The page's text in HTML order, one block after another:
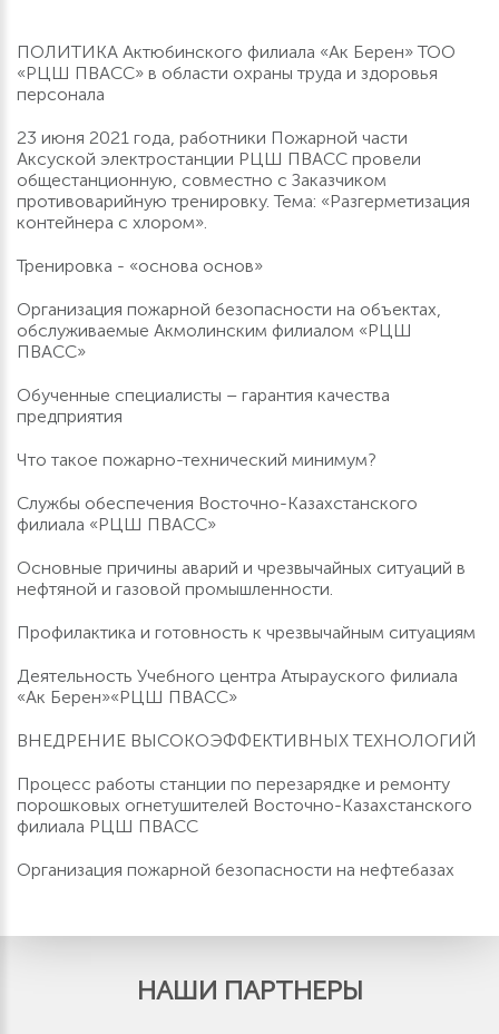
ПОЛИТИКА Актюбинского филиала «Ак Берен» ТОО
«РЦШ ПВАСС» в области охраны труда и здоровья
персонала
23 июня 2021 года, работники Пожарной части
Аксуской электростанции РЦШ ПВАСС провели
общестанционную, совместно с Заказчиком
противоварийную тренировку. Тема: «Разгерметизация
контейнера с хлором».
Тренировка - «основа основ»
Организация пожарной безопасности на объектах,
обслуживаемые Акмолинским филиалом «РЦШ
ПВАСС»
Обученные специалисты – гарантия качества
предприятия
Что такое пожарно-технический минимум?
Службы обеспечения Восточно-Казахстанского
филиала «РЦШ ПВАСС»
Основные причины аварий и чрезвычайных ситуаций в
нефтяной и газовой промышленности.
Профилактика и готовность к чрезвычайным ситуациям
Деятельность Учебного центра Атырауского филиала
«Ак Берен»«РЦШ ПВАСС»
ВНЕДРЕНИЕ ВЫСОКОЭФФЕКТИВНЫХ ТЕХНОЛОГИЙ
Процесс работы станции по перезарядке и ремонту
порошковых огнетушителей Восточно-Казахстанского
филиала РЦШ ПВАСС
Организация пожарной безопасности на нефтебазах
НАШИ ПАРТНЕРЫ